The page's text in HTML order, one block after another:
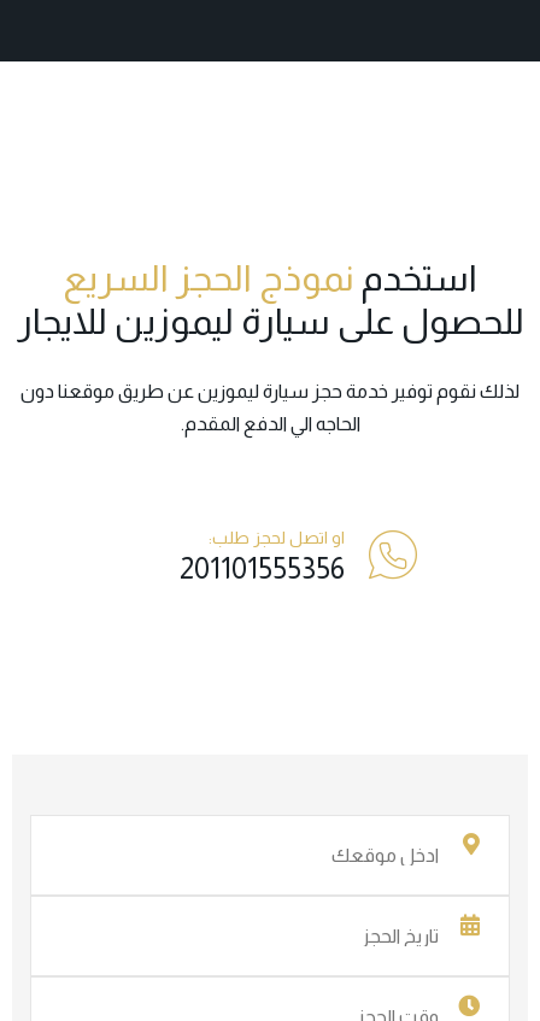
استخدم نموذج الحجز السريع
للحصول على سيارة ليموزين للايجار
لذلك نقوم توفير خدمة حجز سيارة ليموزين عن طريق موقعنا دون
الحاجه الي الدفع المقدم.
او اتصل لحجز طلب:
201101555356